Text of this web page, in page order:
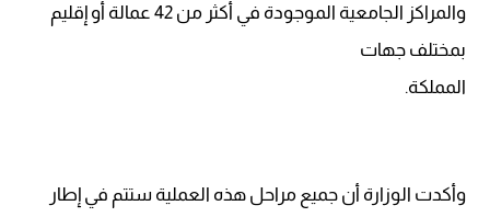
والمراكز الجامعية الموجودة في أكثر من 42 عمالة أو إقليم
بمختلف جهات
المملكة.
وأكدت الوزارة أن جميع مراحل هذه العملية ستتم في إطار